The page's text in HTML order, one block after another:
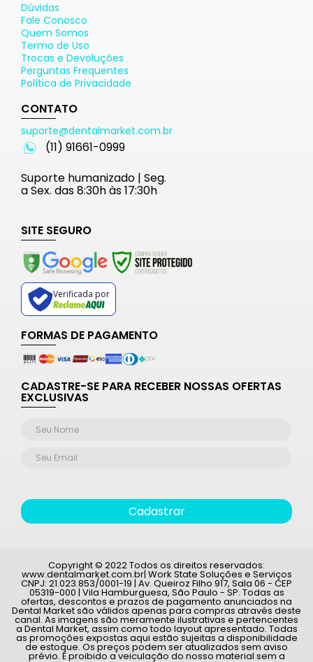
Dúvidas
Fale Conosco
Quem Somos
Termo de Uso
Trocas e Devoluções
Perguntas Frequentes
Política de Privacidade
CONTATO
suporte@dentalmarket.com.br
(11) 91661-0999
Suporte humanizado | Seg.
a Sex. das 8:30h às 17:30h
SITE SEGURO
Verificada por
FORMAS DE PAGAMENTO
CADASTRE-SE PARA RECEBER NOSSAS OFERTAS
EXCLUSIVAS
Cadastrar
Copyright © 2022 Todos os direitos reservados:
www.dentalmarket.com.br| Work State Soluções e Serviços
CNPJ: 21.023.853/0001-19 | Av. Queiroz Filho 917, Sala 06 - CEP
05319-000 | Vila Hamburguesa, São Paulo - SP. Todas as
ofertas, descontos e prazos de pagamento anunciados na
Dental Market são válidos apenas para compras através deste
canal. As imagens são meramente ilustrativas e pertencentes
a Dental Market, assim como todo layout apresentado. Todas
as promoções expostas aqui estão sujeitas a disponibilidade
de estoque. Os preços podem ser atualizados sem aviso
prévio. É proibido a veiculação do nosso material sem a